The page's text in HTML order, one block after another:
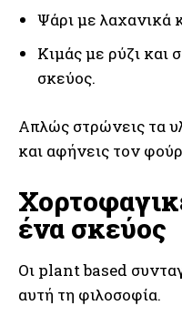
Ψάρι με λαχανικά
Κιμάς με ρύζι και
σκεύος.
Απλώς στρώνεις τα
και αφήνεις τον
ένα σκεύος
Οι plant based
αυτή τη φιλοσοφία.